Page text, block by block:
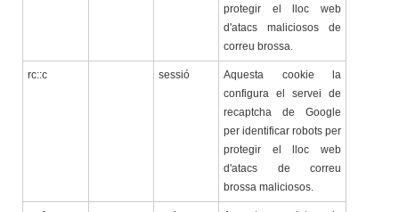
protegir el lloc web
d'atacs maliciosos de
correu brossa.
rc::c sessió
Aquesta cookie la
configura el servei de
recaptcha de Google
per identificar robots per
protegir el lloc web
d'atacs de correu
brossa maliciosos.